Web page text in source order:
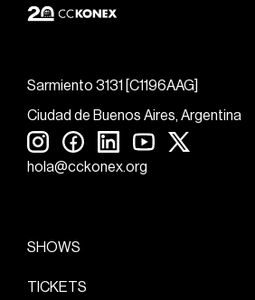
Sarmiento 3131 [C1196AAG]
Ciudad de Buenos Aires, Argentina
hola@cckonex.org
SHOWS
TICKETS